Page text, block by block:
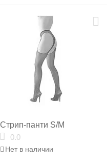
Стрип-панти S/M
0.0
Нет в наличии